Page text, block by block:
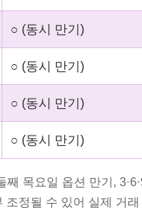
○ (동시 만기)
○ (동시 만기)
○ (동시 만기)
○ (동시 만기)
목요일 옵션 만기,
정될 수 있어 실제 거